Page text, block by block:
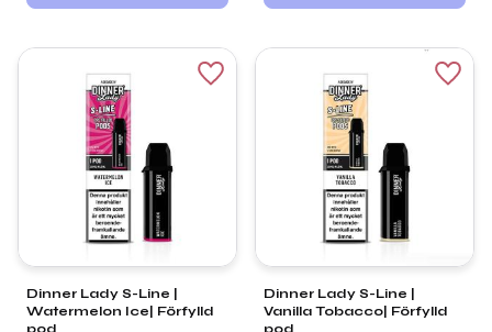
Dinner Lady S-Line |
Watermelon Ice| Förfylld
pod
Lägg till i favoriter
Dinner Lady S-Line |
Vanilla Tobacco| Förfylld
pod